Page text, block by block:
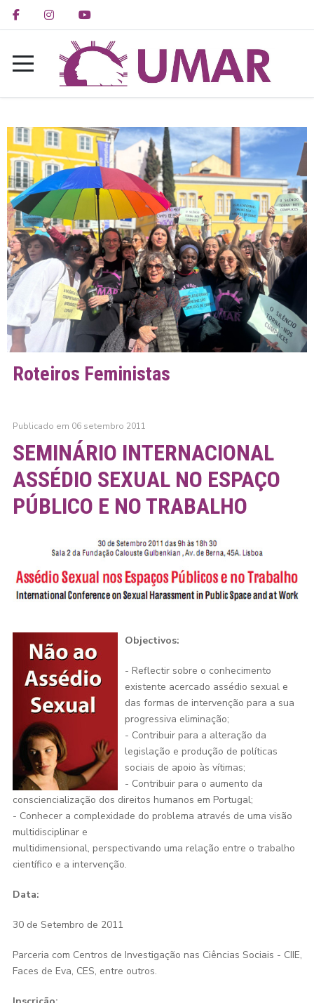
Roteiros Feministas
Publicado em 06 setembro 2011
SEMINÁRIO INTERNACIONAL
ASSÉDIO SEXUAL NO ESPAÇO
PÚBLICO E NO TRABALHO
Objectivos:
- Reflectir sobre o conhecimento
existente acercado assédio sexual e
das formas de intervenção para a sua
progressiva eliminação;
- Contribuir para a alteração da
legislação e produção de políticas
sociais de apoio às vítimas;
- Contribuir para o aumento da
consciencialização dos direitos humanos em Portugal;
- Conhecer a complexidade do problema através de uma visão
multidisciplinar e
multidimensional, perspectivando uma relação entre o trabalho
científico e a intervenção.
Data:
30 de Setembro de 2011
Parceria com Centros de Investigação nas Ciências Sociais - CIIE,
Faces de Eva, CES, entre outros.